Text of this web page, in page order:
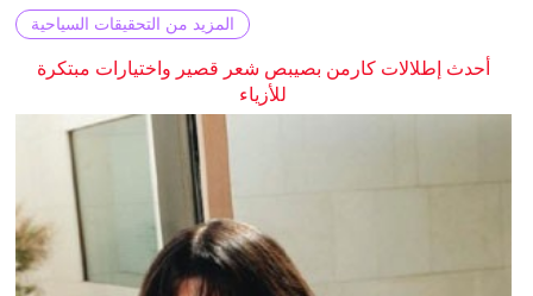
المزيد من التحقيقات السياحية
أحدث إطلالات كارمن بصيبص شعر قصير واختيارات مبتكرة
للأزياء